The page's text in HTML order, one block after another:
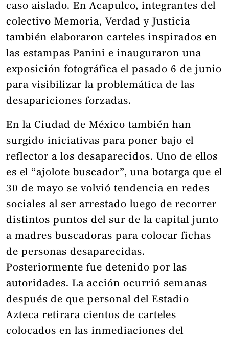
caso aislado. En Acapulco, integrantes del
colectivo Memoria, Verdad y Justicia
también elaboraron carteles inspirados en
las estampas Panini e inauguraron una
exposición fotográfica el pasado 6 de junio
para visibilizar la problemática de las
desapariciones forzadas.
En la Ciudad de México también han
surgido iniciativas para poner bajo el
reflector a los desaparecidos. Uno de ellos
es el “ajolote buscador”, una botarga que el
30 de mayo se volvió tendencia en redes
sociales al ser arrestado luego de recorrer
distintos puntos del sur de la capital junto
a madres buscadoras para colocar fichas
de personas desaparecidas.
Posteriormente fue detenido por las
autoridades. La acción ocurrió semanas
después de que personal del Estadio
Azteca retirara cientos de carteles
colocados en las inmediaciones del